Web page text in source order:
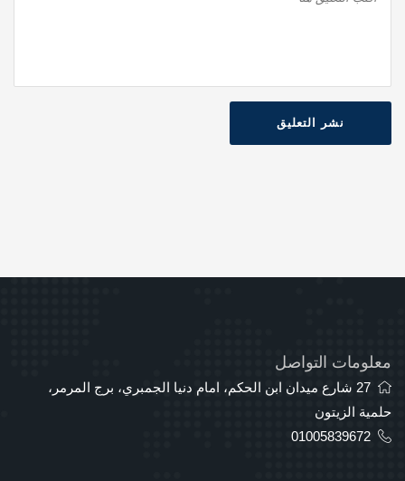
نشر التعليق
معلومات التواصل
27 شارع ميدان ابن الحكم، امام دنيا الجمبري، برج المرمر،
حلمية الزيتون
01005839672